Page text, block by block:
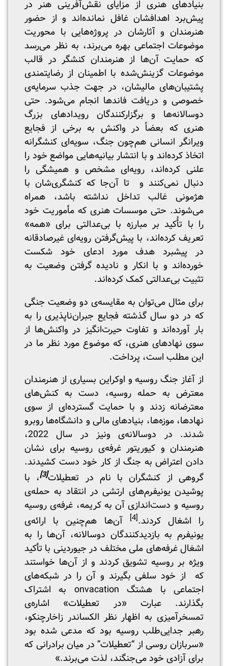
بنیادهای هنری از مزایای نقش‌آفرینی هنر در
پیش‌برد اهدافشان غافل نمانده‌اند و از حضور
هنرمندان و آثارشان در پروژه‌هایی با محوریت
موضوعات اجتماعی بهره می‌برند، به نظر می‌رسد
که حمایت آن‌ها از هنرمندان کنشگر در قالب
موضوعات گزینش‌شده با اطمینان از رضایتمندی
پشتیبان‌های مالیشان، در جهت جذب سرمایه‌ی
خصوصی و دریافت فاندها انجام می‌شود. حتی
دوسالانه‌ها و برگزارکنندگان رویدادهای بزرگ
هنری که بعضاً در واکنش به برخی از فجایع
ویرانگر انسانی هم‌چون جنگ، سویه‌ای کنشگرانه
اتخاذ کرده‌اند و با انتشار بیانیه‌هایی مواضع خود را
علنی کرده‌اند، رویه‌ای مشخص و همیشگی را
دنبال نمی‌کنند و تا آن‌جا که کنشگری‌شان با
هژمونی غالب تداخل نداشته باشد، همراه
می‌شوند. حتی موسسات هنری که مأموریت خود
را با تأُکید بر مبارزه با بی‌عدالتی برای «همه»
تعریف کرده‌اند، با پیش‌گرفتن رویه‌ای غیرصادقانه
در پیشبرد هدف مورد ادعای خود شکست
خورده‌اند و با انکار و نادیده گرفتن وضعیت به
تثبیت بی‌عدالتی کمک کرده‌اند.
برای مثال می‌توان به مقایسه‌ی دو وضعیت جنگی
که در دو سال گذشته فجایع جبران‌ناپذیری را به
بار آورده‌اند و تفاوت حیرت‌انگیز در واکنش‌ها از
سوی نهادهای هنری، که موضوع مورد نظر ما در
این مطلب است، پرداخت.
از آغاز جنگ روسیه و اوکراین بسیاری از هنرمندان
معترض به حمله روسیه، دست به کنش‌های
معترضانه زدند و با حمایت گسترده‌ای از سوی
نهادها، موزه‌‌ها، بنیادهای مالی و دانشگاه‌ها روبرو
شدند. در دوسالانه‌ی ونیز در سال 2022،
هنرمندان و کیوریتور غرفه‌ی روسیه برای نشان
دادن اعتراض به جنگ از کار خود دست کشیدند.
گروهی از کنشگران با نام در تعطیلات[3] ، با
پوشیدن یونیفرم‌های ارتشی در انتقاد به حمله‌ی
روسیه و دست‌اندازی آن به کریمه، غرفه‌ی روسیه
را اشغال کردند.[4]
آن‌ها هم‌چنین با ارائه‌ی
یونیفرم‌ به بازدیدکنندگان دوسالانه، آن‌ها را به
اشغال غرفه‌های ملی مختلف در جیوردینی با تأکید
ویژه بر روسیه تشویق کردند و از آن‌ها خواستند
که از خود سلفی بگیرند و آن را در شبکه‌های
اجتماعی با هشتگ onvacation به اشتراک
بگذارند. عبارت «در تعطیلات» اشاره‌ی
تمسخرآمیزی به اظهار نظر الکساندر زاخارچنکو،
رهبر جدایی‌طلب روسیه بود که مدعی شده بود
«سربازان روسی از “تعطیلات” در میان برادرانی که
برای آزادی خود می‌جنگند، لذت می‌برند.»